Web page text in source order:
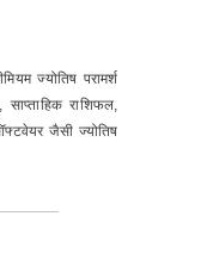
ज्योतिष परामर्श
राशिफल,
जैसी ज्योतिष